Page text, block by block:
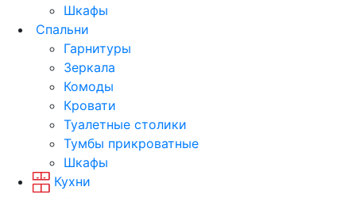
Шкафы
Спальни
Гарнитуры
Зеркала
Комоды
Кровати
Туалетные столики
Тумбы прикроватные
Шкафы
Кухни